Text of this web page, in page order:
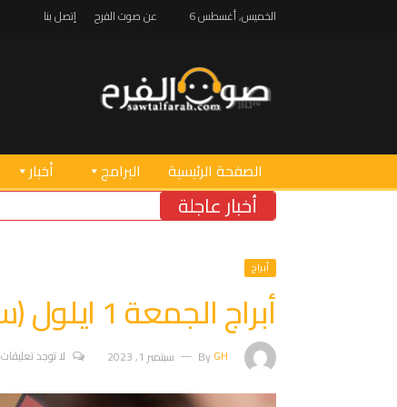
الخميس, أغسطس 6 عن صوت الفرح إتصل بنا
الصفحة الرئيسية البرامج أخبار
أخبار عاجلة
أبراج
أبراج الجمعة 1 ايلول (سبتمبر)
ByGH سبتمبر 1, 2023 لا توجد تعليقات